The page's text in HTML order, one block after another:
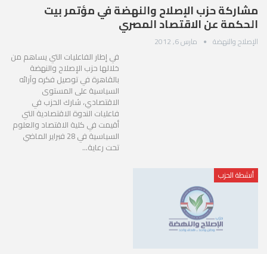
مشاركة حزب الإصلاح والنهضة في مؤتمر بيت
الحكمة عن الاقتصاد المصري
الإصلاح والنهضة مارس 6, 2012
في إطار الفاعليات التي يساهم من
خلالها حزب الإصلاح والنهضة
بالقاهرة في توصيل فكره وآرائه
السياسية على المستوى
الاقتصادي، شارك الحزب في
فاعليات الندوة الاقتصادية التي
أقيمت في كلية الاقتصاد والعلوم
السياسية في 28 فبراير الماضي
تحت رعاية…
أنشطة الحزب